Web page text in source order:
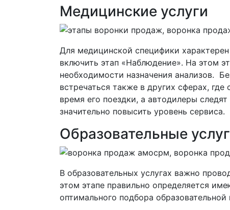
Медицинские услуги
Для медицинской специфики
включить этап «Наблюдение». На этом
необходимости назначения анализов.
встречаться также в других сферах,
время его поездки, а автодилеры
значительно повысить уровень сервиса.
Образовательные
В образовательных услугах важно
этом этапе правильно определяется
оптимального подбора